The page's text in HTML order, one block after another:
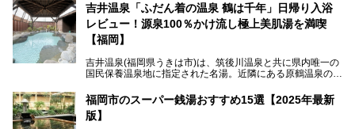
吉井温泉「ふだん着の温泉 鶴は千年」日帰り入浴
レビュー！源泉100％かけ流し極上美肌湯を満喫
【福岡】
吉井温泉(福岡県うきは市)は、筑後川温泉と共に県内唯一の
国民保養温泉地に指定された名湯。近隣にある原鶴温泉の観
す。
「ふだん着の温泉 鶴は千年」は、吉井温泉にある日帰り入
福岡市のスーパー銭湯おすすめ15選【2025年最新
版】